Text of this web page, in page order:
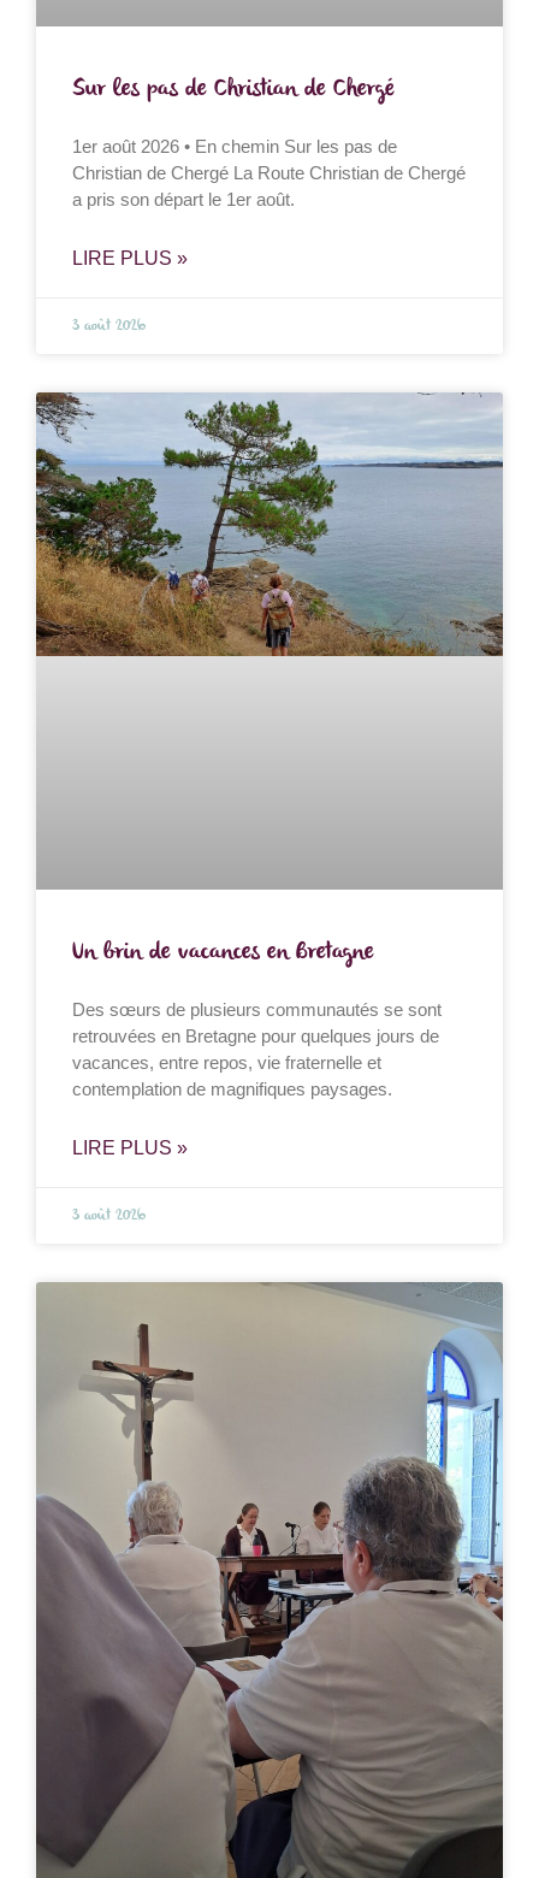
Sur les pas de Christian de Chergé
1er août 2026 • En chemin Sur les pas de
Christian de Chergé La Route Christian de Chergé
a pris son départ le 1er août.
LIRE PLUS »
3 août 2026
Un brin de vacances en Bretagne
Des sœurs de plusieurs communautés se sont
retrouvées en Bretagne pour quelques jours de
vacances, entre repos, vie fraternelle et
contemplation de magnifiques paysages.
LIRE PLUS »
3 août 2026